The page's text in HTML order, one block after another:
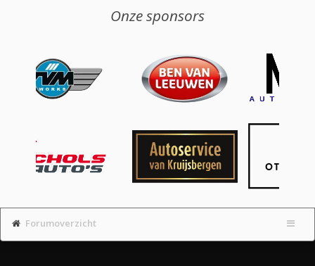
Onze sponsors
Forumoverzicht